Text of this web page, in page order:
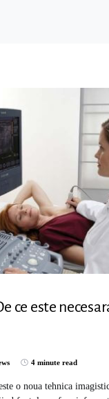
ce este
4 minute read
o noua tehnica